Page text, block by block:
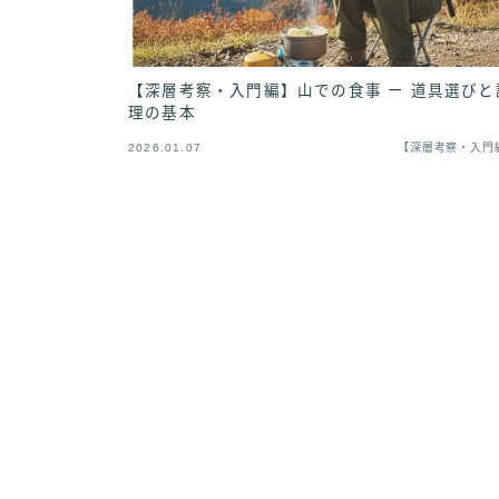
【深層考察・入門編】山での食事 ー 道具選びと
理の基本
2026.01.07 【深層考察・入門